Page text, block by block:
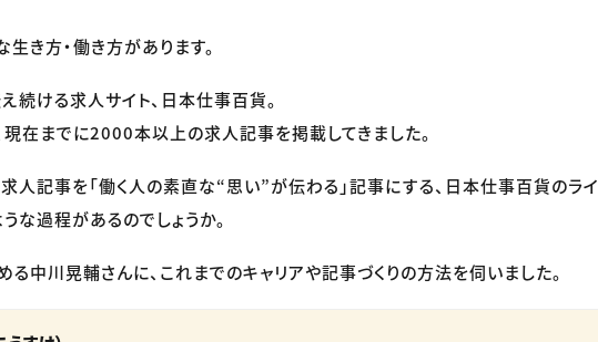
き方・働き方があります。
続ける求人サイト、日本仕事百貨。
在までに2000本以上の求人記事を掲載してきました。
人記事を「働く人の素直な“思い”が伝わる」記事にする、日本仕事百貨のライ
な過程があるのでしょうか。
中川晃輔さんに、これまでのキャリアや記事づくりの方法を伺いました。